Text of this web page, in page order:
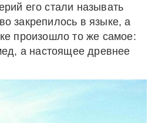
его стали называть
закрепилось в языке, а
произошло то же самое:
а настоящее древнее